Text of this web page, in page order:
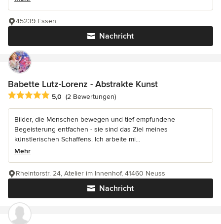
Nachricht
45239 Essen
Babette Lutz-Lorenz - Abstrakte Kunst
Durchschnittliche Bewertung: 5 von 5 Sternen
5,0 (2 Bewertungen)
Bilder, die Menschen bewegen und tief empfundene
Begeisterung entfachen - sie sind das Ziel meines
künstlerischen Schaffens. Ich arbeite mi...
Mehr
Nachricht
Rheintorstr. 24, Atelier im Innenhof, 41460 Neuss